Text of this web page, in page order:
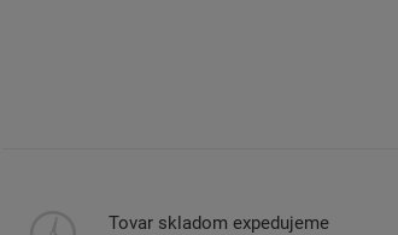
Tovar skladom expedujeme